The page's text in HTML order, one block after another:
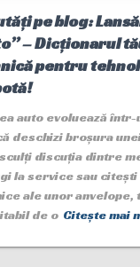
pe blog:
– Dicționarul
pentru
auto evoluează
deschizi broșura
discuția dintre
la service sau
ale unor anvelope,
de o Citește mai